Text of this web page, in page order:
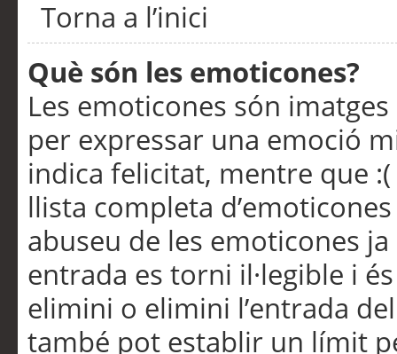
Torna a l’inici
Què són les emoticones?
Les emoticones són
per expressar una emoció
indica felicitat, mentre que
llista completa
abuseu de les emoticones
entrada es torni il·legible i
elimini o elimini l’entrada
també pot establir un límit